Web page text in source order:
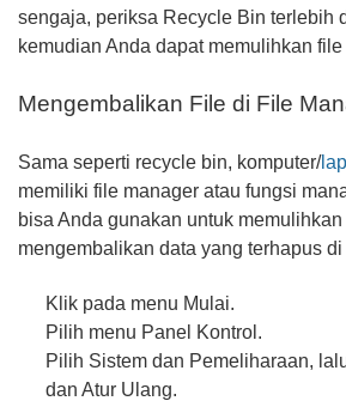
sengaja, periksa Recycle Bin terlebih
kemudian Anda dapat memulihkan file
Mengembalikan File di File
Sama seperti recycle bin, komputer/
memiliki file manager atau fungsi
bisa Anda gunakan untuk
mengembalikan data yang terhapus
Klik pada menu Mulai.
Pilih menu Panel Kontrol.
Pilih Sistem dan Pemeliharaan,
dan Atur Ulang.